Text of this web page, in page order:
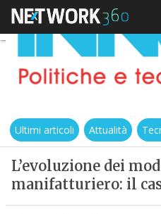
Ultimi articoli Attualità
L’evoluzione dei
manifatturiero: il